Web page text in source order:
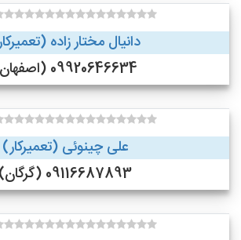
دانیال مختار زاده (تعمیرکار)
09920646634 (اصفهان)
علی چینوئی (تعمیرکار)
09116687893 (گرگان)